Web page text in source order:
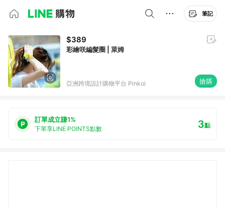
筆記
$389
彩繪咲編髮圈 | 萊姆
亞洲跨境設計購物平台 Pinkoi 搶購
訂單成立賺1%
下單享LINE POINTS點數 3點